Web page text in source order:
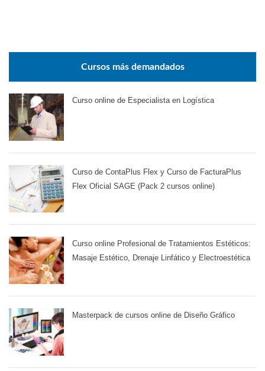
Cursos más demandados
Curso online de Especialista en Logística
Curso de ContaPlus Flex y Curso de FacturaPlus
Flex Oficial SAGE (Pack 2 cursos online)
Curso online Profesional de Tratamientos Estéticos:
Masaje Estético, Drenaje Linfático y Electroestética
Masterpack de cursos online de Diseño Gráfico